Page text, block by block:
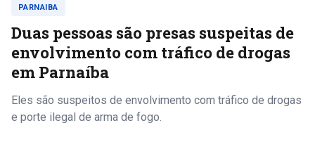
PARNAIBA
Duas pessoas são presas suspeitas de
envolvimento com tráfico de drogas
em Parnaíba
Eles são suspeitos de envolvimento com tráfico de drogas
e porte ilegal de arma de fogo.